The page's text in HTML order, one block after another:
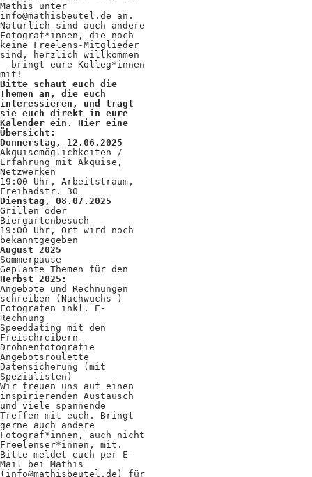
Mathis unter
info@mathisbeutel.de an.
Natürlich sind auch andere
Fotograf*innen, die noch
keine Freelens-Mitglieder
sind, herzlich willkommen
– bringt eure Kolleg*innen
mit!
Bitte schaut euch die
Themen an, die euch
interessieren, und tragt
sie euch direkt in eure
Kalender ein. Hier eine
Übersicht:
Donnerstag, 12.06.2025
Akquisemöglichkeiten /
Erfahrung mit Akquise,
Netzwerken
19:00 Uhr, Arbeitstraum,
Freibadstr. 30
Dienstag, 08.07.2025
Grillen oder
Biergartenbesuch
19:00 Uhr, Ort wird noch
bekanntgegeben
August 2025
Sommerpause
Geplante Themen für den
Herbst 2025:
Angebote und Rechnungen
schreiben (Nachwuchs-)
Fotografen inkl. E-
Rechnung
Speeddating mit den
Freischreibern
Drohnenfotografie
Angebotsroulette
Datensicherung (mit
Spezialisten)
Wir freuen uns auf einen
inspirierenden Austausch
und viele spannende
Treffen mit euch. Bringt
gerne auch andere
Fotograf*innen, auch nicht
Freelenser*innen, mit.
Bitte meldet euch per E-
Mail bei Mathis
( info@mathisbeutel.de ) für